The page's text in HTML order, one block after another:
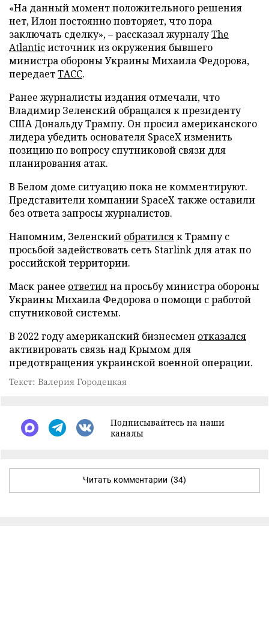
«На данный момент положительного решения
нет, Илон постоянно повторяет, что пора
заключать сделку», – рассказал журналуThe
Atlanticисточник из окружения бывшего
министра обороны Украины Михаила Федорова,
передаетТАСС.
Ранее журналисты издания отмечали, что
Владимир Зеленский обращался к президенту
США Дональду Трампу. Он просил американского
лидера убедить основателя SpaceX изменить
позицию по вопросу спутниковой связи для
планирования атак.
В Белом доме ситуацию пока не комментируют.
Представители компании SpaceX также оставили
без ответа запросы журналистов.
Напомним, Зеленский обратилсяк Трампу с
просьбой задействовать сеть Starlink для атак по
российской территории.
Маск ранее ответилна просьбу министра обороны
Украины Михаила Федорова о помощи с работой
спутниковой системы.
В 2022 году американский бизнесмен отказался
активировать связь над Крымом для
предотвращения украинской военной операции.
Текст: Валерия Городецкая
Подписывайтесь на наши
каналы
Читать комментарии (34)